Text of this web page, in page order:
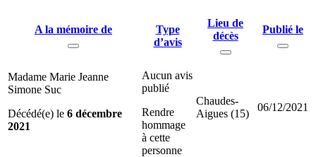
A la mémoire de
Type
d’avis
Lieu de
décès
Publié le
Madame Marie Jeanne
Simone Suc
Décédé(e) le 6 décembre
2021
Aucun avis
publié
Rendre
hommage
à cette
personne
Chaudes-
Aigues (15)
06/12/2021